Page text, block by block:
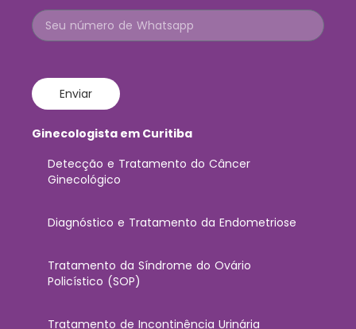
Enviar
Ginecologista em Curitiba
Detecção e Tratamento do Câncer
Ginecológico
Diagnóstico e Tratamento da Endometriose
Tratamento da Síndrome do Ovário
Policístico (SOP)
Tratamento de Incontinência Urinária